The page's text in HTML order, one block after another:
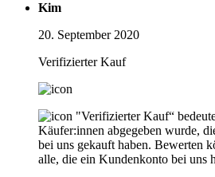
Kim
20. September 2020
Verifizierter Kauf
"Verifizierter Kauf“
Käufer:innen abgegeben wurde,
bei uns gekauft haben. Bewerten
alle, die ein Kundenkonto bei uns